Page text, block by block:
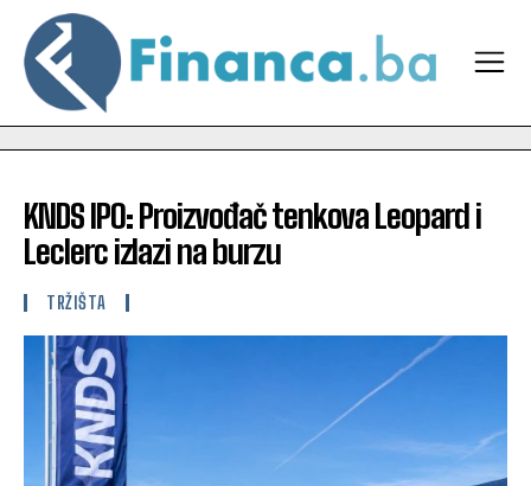
KNDS IPO: Proizvođač tenkova Leopard i
Leclerc izlazi na burzu
TRŽIŠTA